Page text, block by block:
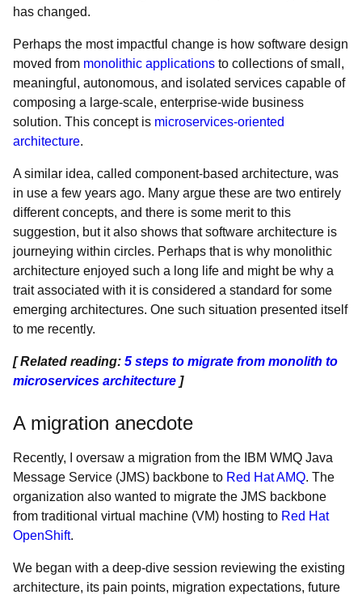
has changed.
Perhaps the most impactful change is how software design
moved from monolithic applications to collections of small,
meaningful, autonomous, and isolated services capable of
composing a large-scale, enterprise-wide business
solution. This concept is microservices-oriented
architecture.
A similar idea, called component-based architecture, was
in use a few years ago. Many argue these are two entirely
different concepts, and there is some merit to this
suggestion, but it also shows that software architecture is
journeying within circles. Perhaps that is why monolithic
architecture enjoyed such a long life and might be why a
trait associated with it is considered a standard for some
emerging architectures. One such situation presented itself
to me recently.
[ Related reading: 5 steps to migrate from monolith to
microservices architecture ]
A migration anecdote
Recently, I oversaw a migration from the IBM WMQ Java
Message Service (JMS) backbone to Red Hat AMQ. The
organization also wanted to migrate the JMS backbone
from traditional virtual machine (VM) hosting to Red Hat
OpenShift.
We began with a deep-dive session reviewing the existing
architecture, its pain points, migration expectations, future